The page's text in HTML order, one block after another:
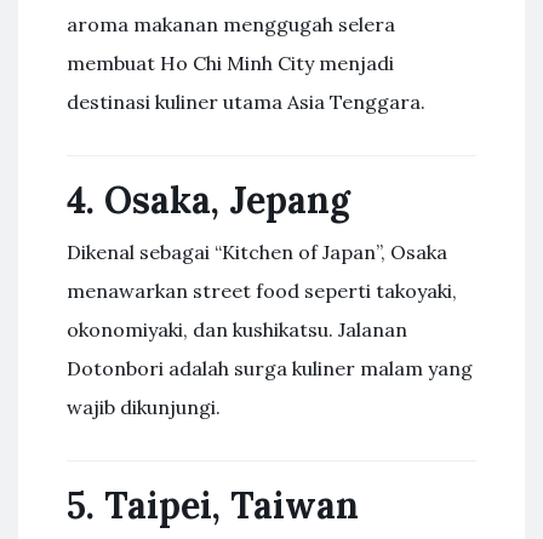
aroma makanan menggugah selera
membuat Ho Chi Minh City menjadi
destinasi kuliner utama Asia Tenggara.
4. Osaka, Jepang
Dikenal sebagai “Kitchen of Japan”, Osaka
menawarkan street food seperti takoyaki,
okonomiyaki, dan kushikatsu. Jalanan
Dotonbori adalah surga kuliner malam yang
wajib dikunjungi.
5. Taipei, Taiwan